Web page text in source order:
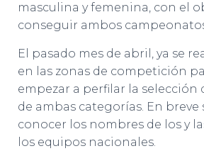
masculina y femenina, con el
conseguir ambos
El pasado mes de abril, ya se
en las zonas de competición
empezar a perfilar la selección
de ambas categorías. En breve
conocer los nombres de los y
los equipos nacionales.